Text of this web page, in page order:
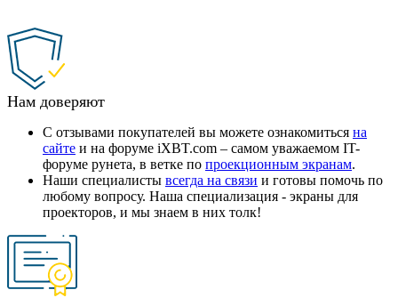
Нам доверяют
С отзывами покупателей вы можете ознакомиться на
сайте и на форуме iXBT.com – самом уважаемом IT-
форуме рунета, в ветке по проекционным экранам.
Наши специалисты всегда на связи и готовы помочь по
любому вопросу. Наша специализация - экраны для
проекторов, и мы знаем в них толк!